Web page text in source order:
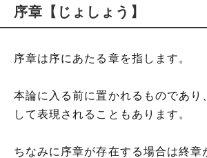
序章【じょしょう】
序章は序にあたる章を指します。
本論に入る前に置かれるものであり
して表現されることもあります。
ちなみに序章が存在する場合は終章